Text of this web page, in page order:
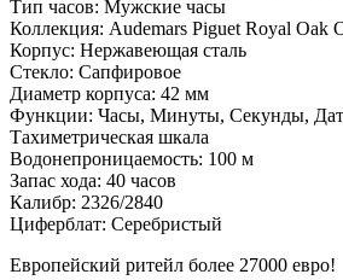
Тип часов: Мужские часы
Коллекция: Audemars Piguet Royal Oak
Корпус: Нержавеющая сталь
Стекло: Сапфировое
Диаметр корпуса: 42 мм
Функции: Часы, Минуты, Секунды,
Тахиметрическая шкала
Водонепроницаемость: 100 м
Запас хода: 40 часов
Калибр: 2326/2840
Циферблат: Серебристый
Европейский ритейл более 27000 евро!